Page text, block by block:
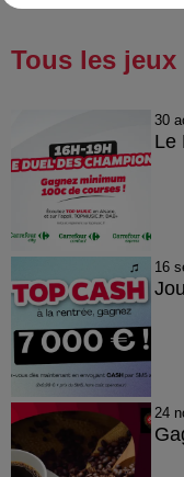
Tous les jeux
30
Le
16
24